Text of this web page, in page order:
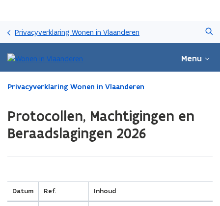
naar
gaan
Privacyverklaring Wonen in Vlaanderen
Menu
Gedaan
bevindt
zich
Beraadslagingen
2026
Privacyverklaring Wonen in Vlaanderen
Protocollen, Machtigingen en
Beraadslagingen 2026
Datum Ref. Inhoud